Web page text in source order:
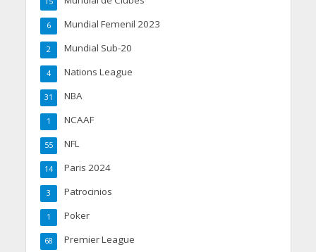
Mundial Femenil 2023
6
Mundial Sub-20
2
Nations League
4
NBA
31
NCAAF
1
NFL
55
Paris 2024
14
Patrocinios
3
Poker
1
Premier League
68